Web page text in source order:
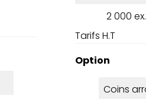
2 000 ex.
Tarifs H.T
Option
Coins